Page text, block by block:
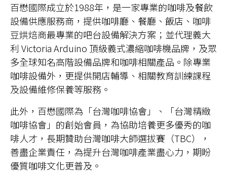
百懋國際成立於1988年，是一家專業的咖啡及餐飲
設備供應服務商，提供咖啡廳、餐廳、飯店、咖啡
豆烘焙商最專業的吧台設備解決方案；並代理義大
利 Victoria Arduino 頂級義式濃縮咖啡機品牌，及眾
多全球知名高階設備品牌和咖啡相關產品。除專業
咖啡設備外，更提供開店輔導、相關教育訓練課程
及設備維修保養等服務。
此外，百懋國際為「台灣咖啡協會」、「台灣精緻
咖啡協會」的創始會員，為協助培養更多優秀的咖
啡人才，長期贊助台灣咖啡大師選拔賽（TBC），
善盡企業責任，為提升台灣咖啡產業盡心力，期盼
優質咖啡文化更普及。